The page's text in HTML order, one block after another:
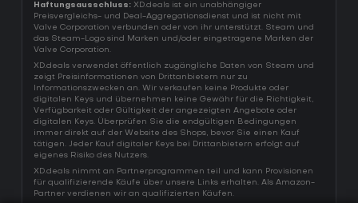
Haftungsausschluss: XD.deals ist ein unabhängiger
Preisvergleichs- und Deal-Aggregationsdienst und ist nicht mit
Valve Corporation verbunden oder von ihr unterstützt. Steam und
das Steam-Logo sind Marken und/oder eingetragene Marken der
Valve Corporation.
XD.deals verwendet öffentlich zugängliche Daten von Steam und
zeigt Preisinformationen von Drittanbietern nur zu
Informationszwecken an. Wir verkaufen keine Produkte oder
digitalen Keys und übernehmen keine Gewähr für die Richtigkeit,
Verfügbarkeit oder Gültigkeit der angezeigten Angebote oder
digitalen Keys. Überprüfen Sie die endgültigen Bedingungen
immer direkt auf der Website des Shops, bevor Sie einen Kauf
tätigen. Jeder Kauf digitaler Keys bei Drittanbietern erfolgt auf
eigenes Risiko des Nutzers.
XD.deals nimmt an Partnerprogrammen teil und kann Provisionen
für qualifizierende Käufe über unsere Links erhalten. Als Amazon-
Partner verdienen wir an qualifizierten Käufen.